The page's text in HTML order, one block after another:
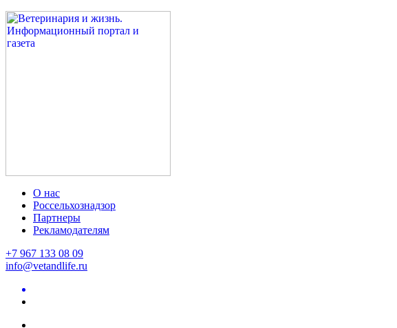
О нас
Россельхознадзор
Партнеры
Рекламодателям
+7 967 133 08 09
info@vetandlife.ru